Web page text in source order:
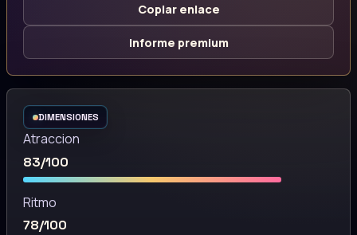
Copiar enlace
Informe premium
DIMENSIONES
Atraccion
83/100
Ritmo
78/100